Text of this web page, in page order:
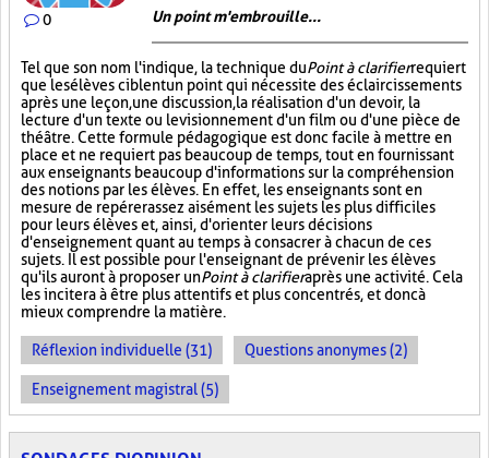
0 Un point m'embrouille...
Tel que son nom l'indique, la technique duPoint à clarifierrequiert
que les élèves ciblent un point qui nécessite des éclaircissements
après une leçon, une discussion, la réalisation d'un devoir, la
lecture d'un texte ou le visionnement d'un film ou d'une pièce de
théâtre. Cette formule pédagogique est donc facile à mettre en
place et ne requiert pas beaucoup de temps, tout en fournissant
aux enseignants beaucoup d'informations sur la compréhension
des notions par les élèves. En effet, les enseignants sont en
mesure de repérer assez aisément les sujets les plus difficiles
pour leurs élèves et, ainsi, d'orienter leurs décisions
d'enseignement quant au temps à consacrer à chacun de ces
sujets. Il est possible pour l'enseignant de prévenir les élèves
qu'ils auront à proposer unPoint à clarifieraprès une activité. Cela
les incitera à être plus attentifs et plus concentrés, et donc à
mieux comprendre la matière.
Réflexion individuelle (31) Questions anonymes (2)
Enseignement magistral (5)